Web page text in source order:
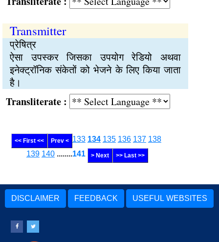
Transmitter
प्रेषित्र
ऐसा उपस्कर जिसका उपयोग रेडियो अथवा
इनेक्ट्रॉनिक संकेतों को भेजने के लिए किया जाता
है।
:
<< First << Prev < 133 134 135 136 137 138
139 140 ........141 > Next >> Last >>
DISCLAIMER FEEDBACK USEFUL WEBSITES